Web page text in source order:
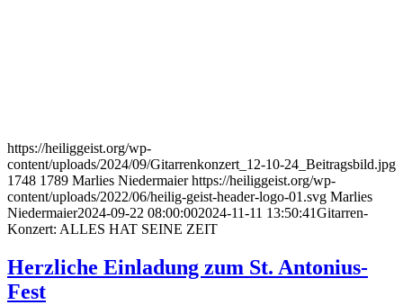
https://heiliggeist.org/wp-
content/uploads/2024/09/Gitarrenkonzert_12-10-24_Beitragsbild.jpg
1748 1789 Marlies Niedermaier https://heiliggeist.org/wp-
content/uploads/2022/06/heilig-geist-header-logo-01.svg Marlies
Niedermaier2024-09-22 08:00:002024-11-11 13:50:41Gitarren-
Konzert: ALLES HAT SEINE ZEIT
Herzliche Einladung zum St. Antonius-
Fest